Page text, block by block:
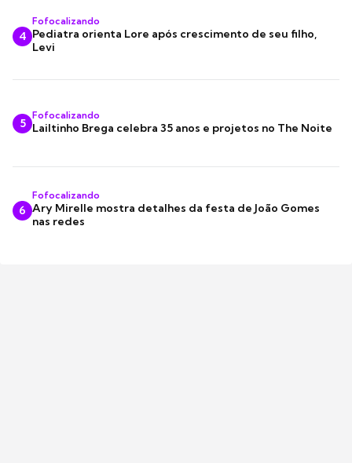
4
Fofocalizando
Pediatra orienta Lore após crescimento de seu filho,
Levi
5
Fofocalizando
Lailtinho Brega celebra 35 anos e projetos no The Noite
6
Fofocalizando
Ary Mirelle mostra detalhes da festa de João Gomes
nas redes